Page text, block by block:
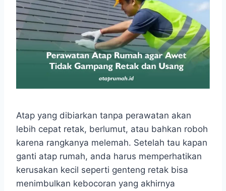
Atap yang dibiarkan tanpa perawatan akan
lebih cepat retak, berlumut, atau bahkan roboh
karena rangkanya melemah. Setelah tau kapan
ganti atap rumah, anda harus memperhatikan
kerusakan kecil seperti genteng retak bisa
menimbulkan kebocoran yang akhirnya